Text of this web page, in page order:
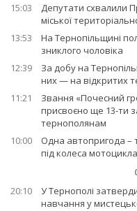
15:03
Депутати схвалили
міської
13:53
На Тернопільщині
зниклого чоловіка
12:39
За добу на
них — на відкритих
11:21
Звання «Почесний
присвоєно ще 13-ти
тернополянам
10:00
Одна автопригода –
під колеса
20:10
У Тернополі
навчання у